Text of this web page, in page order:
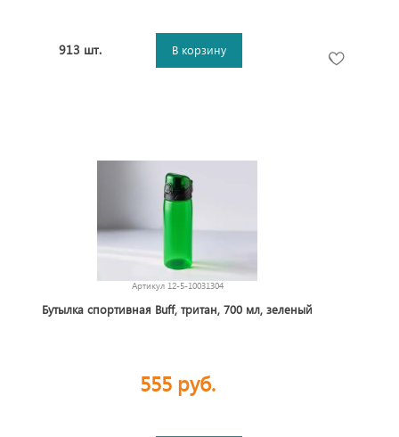
913 шт. В корзину
Артикул 12-5-10031304
Бутылка спортивная Buff, тритан, 700 мл, зеленый
555 руб.